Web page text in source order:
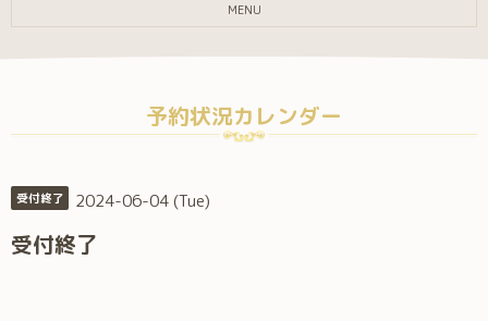
MENU
予約状況カレンダー
受付終了 2024-06-04 (Tue)
受付終了